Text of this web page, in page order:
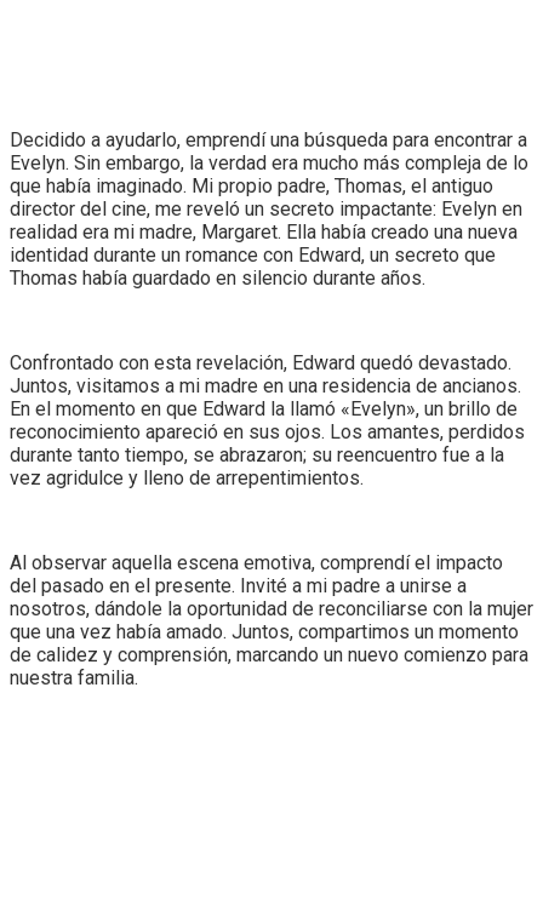
Decidido a ayudarlo, emprendí una búsqueda para encontrar a
Evelyn. Sin embargo, la verdad era mucho más compleja de lo
que había imaginado. Mi propio padre, Thomas, el antiguo
director del cine, me reveló un secreto impactante: Evelyn en
realidad era mi madre, Margaret. Ella había creado una nueva
identidad durante un romance con Edward, un secreto que
Thomas había guardado en silencio durante años.
Confrontado con esta revelación, Edward quedó devastado.
Juntos, visitamos a mi madre en una residencia de ancianos.
En el momento en que Edward la llamó «Evelyn», un brillo de
reconocimiento apareció en sus ojos. Los amantes, perdidos
durante tanto tiempo, se abrazaron; su reencuentro fue a la
vez agridulce y lleno de arrepentimientos.
Al observar aquella escena emotiva, comprendí el impacto
del pasado en el presente. Invité a mi padre a unirse a
nosotros, dándole la oportunidad de reconciliarse con la mujer
que una vez había amado. Juntos, compartimos un momento
de calidez y comprensión, marcando un nuevo comienzo para
nuestra familia.